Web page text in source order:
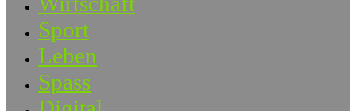
Sport
Leben
Spass